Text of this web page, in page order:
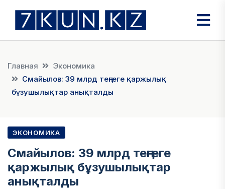
Главная
Экономика
Смайылов: 39 млрд теңгеге қаржылық
бұзушылықтар анықталды
ЭКОНОМИКА
Смайылов: 39 млрд теңгеге
қаржылық бұзушылықтар
анықталды